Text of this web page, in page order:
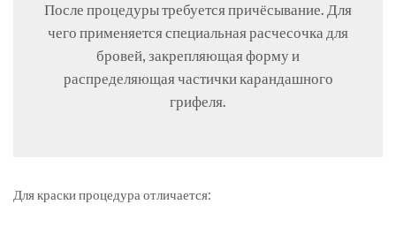
После процедуры требуется причёсывание. Для
чего применяется специальная расчесочка для
бровей, закрепляющая форму и
распределяющая частички карандашного
грифеля.
Для краски процедура отличается: